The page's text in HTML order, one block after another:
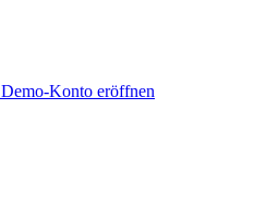
Demo-Konto eröffnen